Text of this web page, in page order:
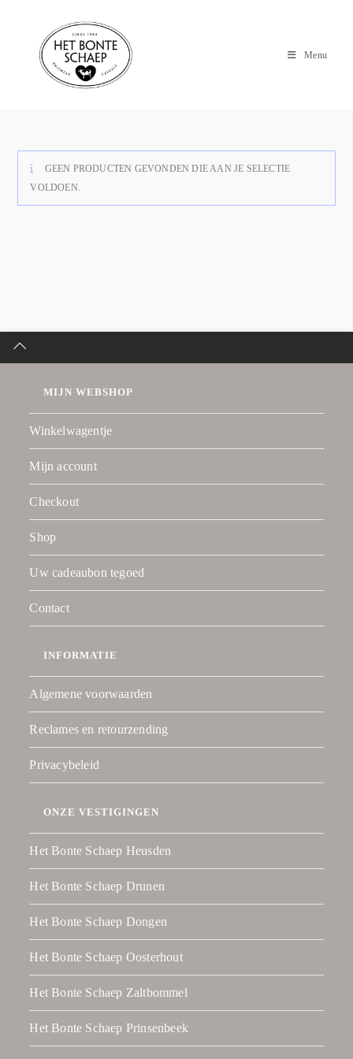
Menu
GEEN PRODUCTEN GEVONDEN DIE AAN JE SELECTIE
VOLDOEN.
MIJN WEBSHOP
Winkelwagentje
Mijn account
Checkout
Shop
Uw cadeaubon tegoed
Contact
INFORMATIE
Algemene voorwaarden
Reclames en retourzending
Privacybeleid
ONZE VESTIGINGEN
Het Bonte Schaep Heusden
Het Bonte Schaep Drunen
Het Bonte Schaep Dongen
Het Bonte Schaep Oosterhout
Het Bonte Schaep Zaltbommel
Het Bonte Schaep Prinsenbeek